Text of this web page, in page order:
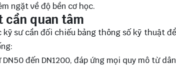
ngặt về độ bền cơ học.
cần quan tâm
kỹ sư cần đối chiếu bảng thông số kỹ thuật
đến DN1200, đáp ứng mọi quy mô từ